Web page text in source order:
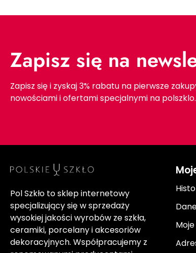
Zapisz się na
Zapisz się i zyskaj 3% rabatu na pierwsze
nowościami i ofertami specjalnymi na
Pol Szkło to sklep internetowy
specjalizujący się w sprzedaży
wysokiej jakości wyrobów ze szkła,
ceramiki, porcelany i akcesoriów
dekoracyjnych. Współpracujemy z